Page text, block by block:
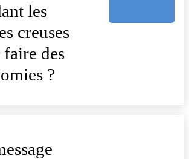
les
creuses
des
?